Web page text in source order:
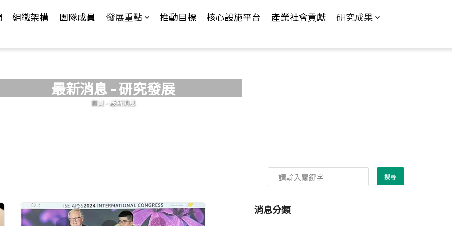
組織架構 團隊成員 發展重點 推動目標 核心設施平台 產業社會貢獻 研究成果
最新消息 - 研究發展
您在這裡
首頁 - 最新消息
消息分類